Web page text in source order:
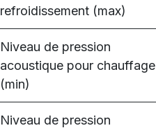
refroidissement (max)
Niveau de pression
acoustique pour chauffage
(min)
Niveau de pression